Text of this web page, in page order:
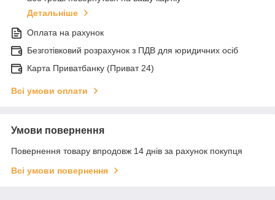
Детальніше
Оплата на рахунок
Безготівковий розрахунок з ПДВ для юридичних осіб
Карта Приватбанку (Приват 24)
Всі умови оплати
Умови повернення
Повернення товару впродовж 14 днів за рахунок покупця
Всі умови повернення